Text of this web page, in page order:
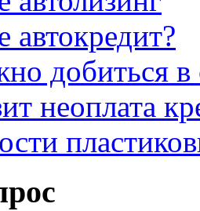
автокредит?
добиться в
неоплата